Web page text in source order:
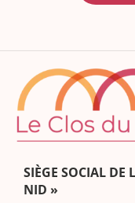
SIÈGE SOCIAL DE
NID »